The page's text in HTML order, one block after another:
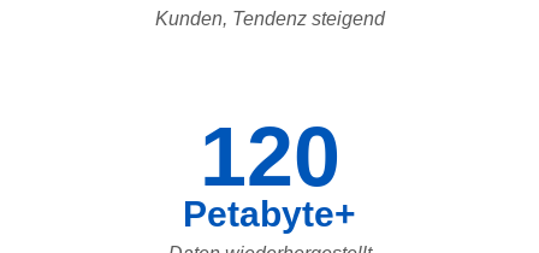
Kunden, Tendenz steigend
120
Petabyte+